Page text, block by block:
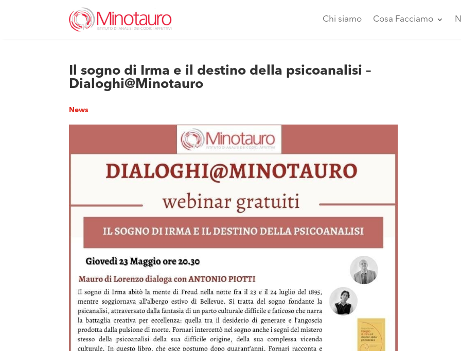
Chi siamo Cosa Facciamo
Il sogno di Irma e il destino della psicoanalisi –
Dialoghi@Minotauro
News